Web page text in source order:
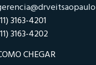
3163-4201
3163-4202
CHEGAR